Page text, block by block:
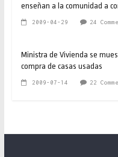
enseñan a la comunidad a
2009-04-29 24
Ministra de Vivienda se
compra de casas usadas
2009-07-14 22